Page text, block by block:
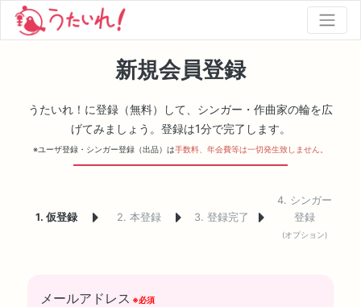
新規会員登録
うたいれ！に登録（無料）して、シンガー・作曲家の輪を広
げてみましょう。登録は1分で完了します。
※ユーザ登録・シンガー登録（出品）は手数料、年会費等は一切発生致しません。
1. 仮登録 2. 本登録 3. 登録完了
4. シンガー
登録
(オプション)
メールアドレス